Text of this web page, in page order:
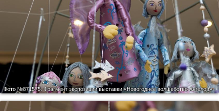
Фото №871575.Фрагмент экспозиции выставки «Новогоднее волшебство Ангелов»